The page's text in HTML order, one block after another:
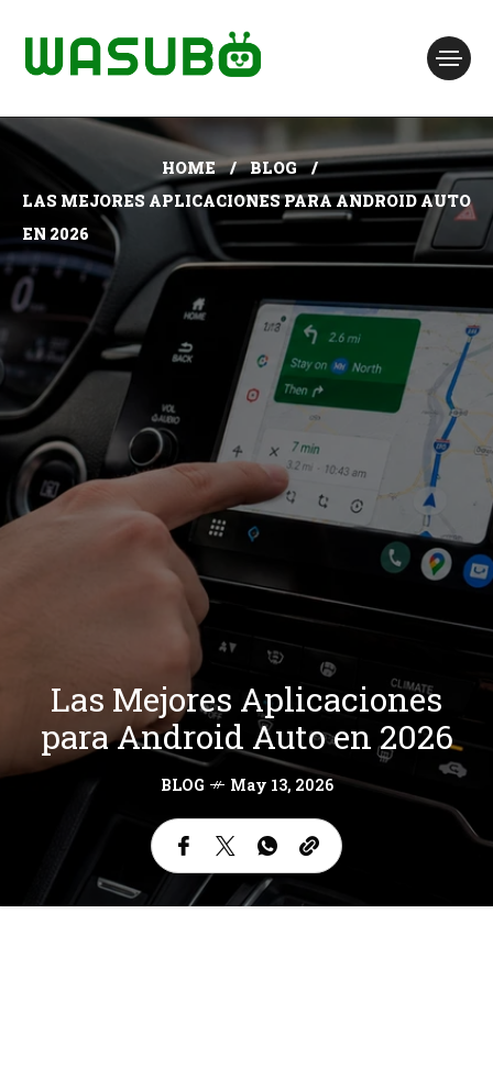
HOME
BLOG
LAS MEJORES APLICACIONES PARA ANDROID AUTO
EN 2026
Las Mejores Aplicaciones
para Android Auto en 2026
BLOG May 13, 2026